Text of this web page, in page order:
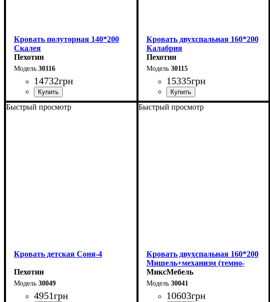
Кровать полуторная 140*200
Скалея
Пехотин
30116
14732грн
Кровать двухспальная 160*200
Калабрия
Пехотин
30115
15335грн
Быстрый просмотр
Кровать детская Соня-4
Пехотин
30049
4951грн
Быстрый просмотр
Кровать двухспальная 160*200
Мишель+механизм (темно-
серая)
МиксМебель
30041
10603грн